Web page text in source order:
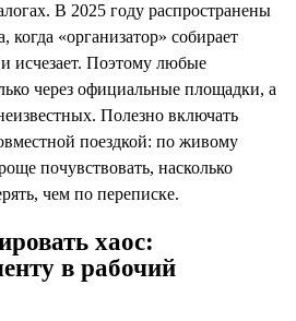
В 2025 году распространены
«организатор» собирает
исчезает. Поэтому любые
через официальные площадки, а
Полезно включать
поездкой: по живому
почувствовать, насколько
чем по переписке.
хаос:
в рабочий